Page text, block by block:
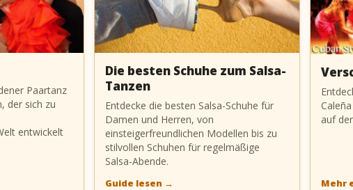
Paartanz
der sich zu
entwickelt
Die besten Schuhe zum Salsa-
Tanzen
Entdecke die besten Salsa-Schuhe für
Damen und Herren, von
einsteigerfreundlichen Modellen bis zu
stilvollen Schuhen für regelmäßige
Salsa-Abende.
Guide lesen →
auf
Mehr